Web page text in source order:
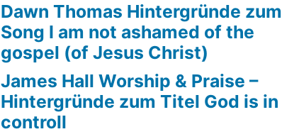
Dawn Thomas Hintergründe zum
Song I am not ashamed of the
gospel (of Jesus Christ)
James Hall Worship & Praise –
Hintergründe zum Titel God is in
controll